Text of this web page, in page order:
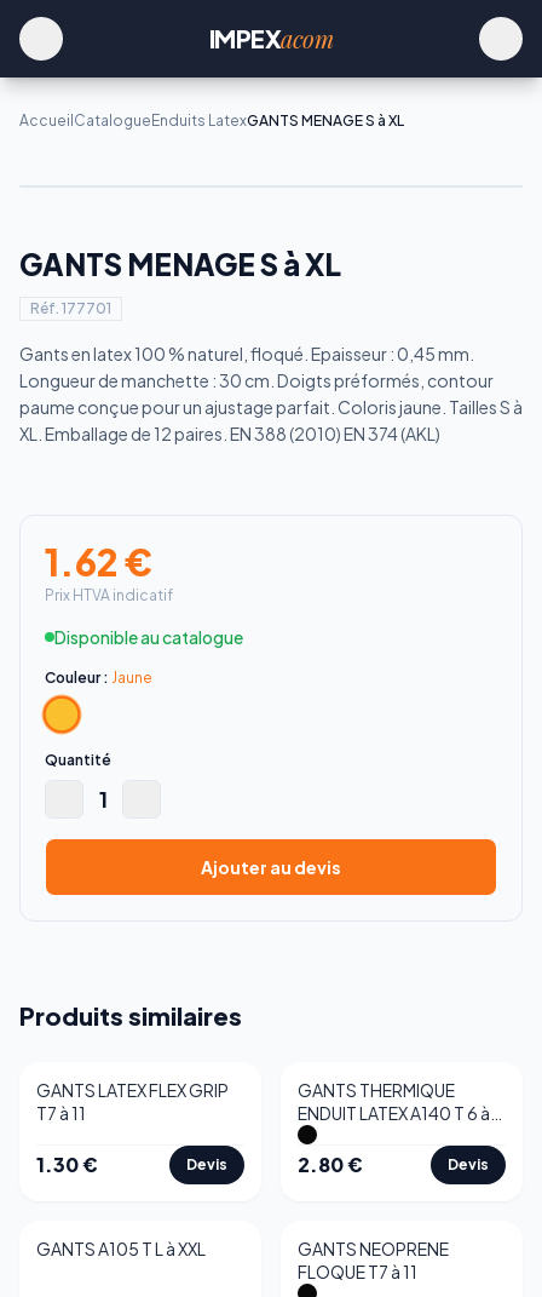
IMPEXacom
Accueil Catalogue Enduits LatexGANTS MENAGE S à XL
GANTS MENAGE S à XL
Réf. 177701
Gants en latex 100 % naturel, floqué. Epaisseur : 0,45 mm.
Longueur de manchette : 30 cm. Doigts préformés, contour
paume conçue pour un ajustage parfait. Coloris jaune. Tailles S à
XL. Emballage de 12 paires. EN 388 (2010) EN 374 (AKL)
1.62€
Prix HTVA indicatif
Disponible au catalogue
Couleur : Jaune
Quantité
1
Ajouter au devis
Produits similaires
GANTS LATEX FLEX GRIP
T7 à 11
1.30€ Devis
GANTS THERMIQUE
ENDUIT LATEX A140 T 6 à
11
2.80€ Devis
GANTS A105 T L à XXL
GANTS NEOPRENE
FLOQUE T7 à 11